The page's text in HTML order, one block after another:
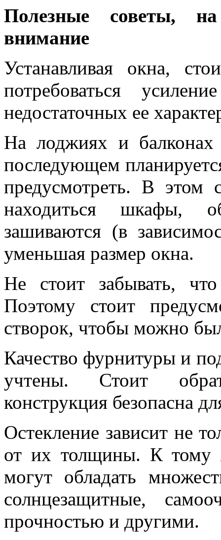
Полезные советы,
внимание
Устанавливая окна,
потребоваться
недостаточных ее
На лоджиях и
последующем
предусмотреть. В этом
находиться шкафы,
зашиваются (в
уменьшая размер окна.
Не стоит забывать,
Поэтому стоит
створок, чтобы можно
Качество фурнитуры и
учтены. Стоит
конструкция безопасна
Остекление зависит не
от их толщины. К тому
могут обладать
солнцезащитные,
прочностью и другими.